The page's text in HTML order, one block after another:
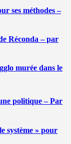
ses méthodes –
Réconda – par
murée dans le
politique – Par
système » pour